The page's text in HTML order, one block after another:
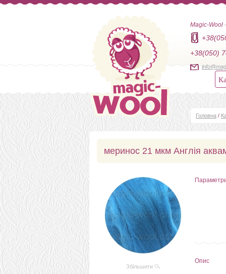
Magic-Wool
+38(050)
Головна /
меринос 21 мкм Англія
Збільшити
Опис